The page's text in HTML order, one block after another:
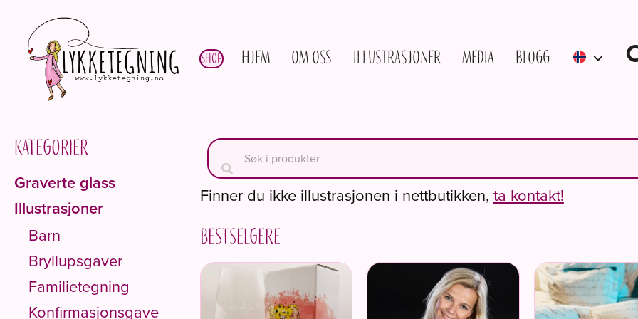
Shop Hjem Om oss Illustrasjoner Media Blogg
Kategorier
Graverte glass
Illustrasjoner
Barn
Bryllupsgaver
Familietegning
Konfirmasjonsgave
Finner du ikke illustrasjonen i nettbutikken, ta kontakt!
Bestselgere